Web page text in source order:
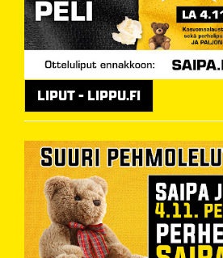
LIPUT - LIPPU.FI